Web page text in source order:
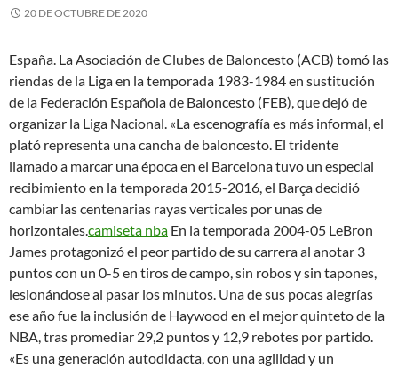
20 DE OCTUBRE DE 2020
España. La Asociación de Clubes de Baloncesto (ACB) tomó las
riendas de la Liga en la temporada 1983-1984 en sustitución
de la Federación Española de Baloncesto (FEB), que dejó de
organizar la Liga Nacional. «La escenografía es más informal, el
plató representa una cancha de baloncesto. El tridente
llamado a marcar una época en el Barcelona tuvo un especial
recibimiento en la temporada 2015-2016, el Barça decidió
cambiar las centenarias rayas verticales por unas de
horizontales.camiseta nba En la temporada 2004-05 LeBron
James protagonizó el peor partido de su carrera al anotar 3
puntos con un 0-5 en tiros de campo, sin robos y sin tapones,
lesionándose al pasar los minutos. Una de sus pocas alegrías
ese año fue la inclusión de Haywood en el mejor quinteto de la
NBA, tras promediar 29,2 puntos y 12,9 rebotes por partido.
«Es una generación autodidacta, con una agilidad y un